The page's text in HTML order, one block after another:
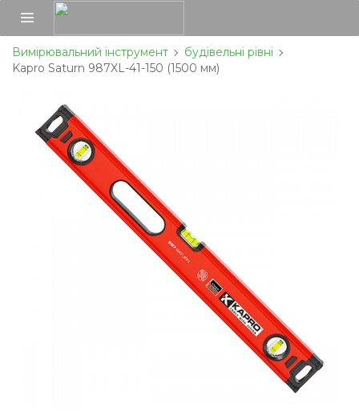
Вимірювальний інструмент
будівельні рівні
Kapro Saturn 987XL-41-150 (1500 мм)